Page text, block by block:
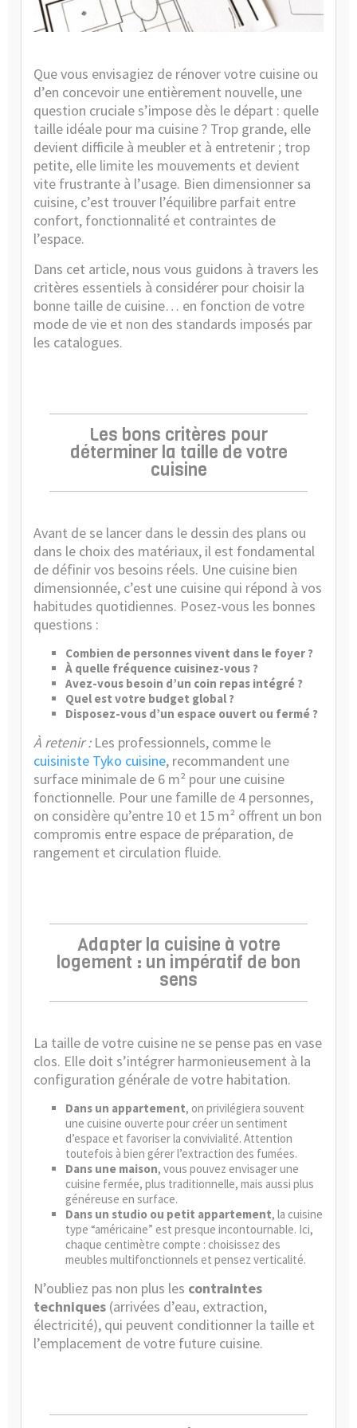
Que vous envisagiez de rénover votre cuisine ou
d’en concevoir une entièrement nouvelle, une
question cruciale s’impose dès le départ : quelle
taille idéale pour ma cuisine ? Trop grande, elle
devient difficile à meubler et à entretenir ; trop
petite, elle limite les mouvements et devient
vite frustrante à l’usage. Bien dimensionner sa
cuisine, c’est trouver l’équilibre parfait entre
confort, fonctionnalité et contraintes de
l’espace.
Dans cet article, nous vous guidons à travers les
critères essentiels à considérer pour choisir la
bonne taille de cuisine… en fonction de votre
mode de vie et non des standards imposés par
les catalogues.
Les bons critères pour
déterminer la taille de votre
cuisine
Avant de se lancer dans le dessin des plans ou
dans le choix des matériaux, il est fondamental
de définir vos besoins réels. Une cuisine bien
dimensionnée, c’est une cuisine qui répond à vos
habitudes quotidiennes. Posez-vous les bonnes
questions :
Combien de personnes vivent dans le foyer ?
À quelle fréquence cuisinez-vous ?
Avez-vous besoin d’un coin repas intégré ?
Quel est votre budget global ?
Disposez-vous d’un espace ouvert ou fermé ?
À retenir :Les professionnels, comme le
cuisiniste Tyko cuisine, recommandent une
surface minimale de 6 m² pour une cuisine
fonctionnelle. Pour une famille de 4 personnes,
on considère qu’entre 10 et 15 m² offrent un bon
compromis entre espace de préparation, de
rangement et circulation fluide.
Adapter la cuisine à votre
logement : un impératif de bon
sens
La taille de votre cuisine ne se pense pas en vase
clos. Elle doit s’intégrer harmonieusement à la
configuration générale de votre habitation.
Dans un appartement, on privilégiera souvent
une cuisine ouverte pour créer un sentiment
d’espace et favoriser la convivialité. Attention
toutefois à bien gérer l’extraction des fumées.
Dans une maison, vous pouvez envisager une
cuisine fermée, plus traditionnelle, mais aussi plus
généreuse en surface.
Dans un studio ou petit appartement, la cuisine
type “américaine” est presque incontournable. Ici,
chaque centimètre compte : choisissez des
meubles multifonctionnels et pensez verticalité.
N’oubliez pas non plus les contraintes
techniques (arrivées d’eau, extraction,
électricité), qui peuvent conditionner la taille et
l’emplacement de votre future cuisine.